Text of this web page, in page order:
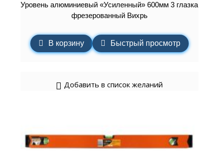
Уровень алюминиевый «Усиленный» 600мм 3 глазка
фрезерованный Вихрь
В корзину Быстрый просмотр
Добавить в список желаний